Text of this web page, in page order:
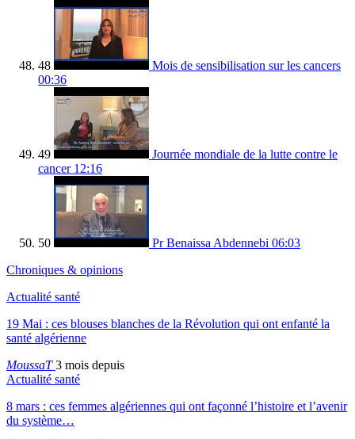
48
Mois de sensibilisation sur les cancers
00:36
49
Journée mondiale de la lutte contre le
cancer 12:16
50 Pr Benaissa Abdennebi 06:03
Chroniques & opinions
Actualité santé
19 Mai : ces blouses blanches de la Révolution qui ont enfanté la
santé algérienne
MoussaT3 mois depuis
Actualité santé
8 mars : ces femmes algériennes qui ont façonné l’histoire et l’avenir
du système…